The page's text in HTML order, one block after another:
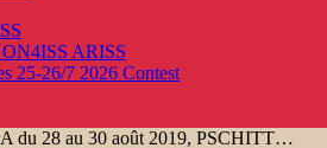
ARISS
25-26/7 2026 Contest
du 28 au 30 août 2019, PSCHITT…